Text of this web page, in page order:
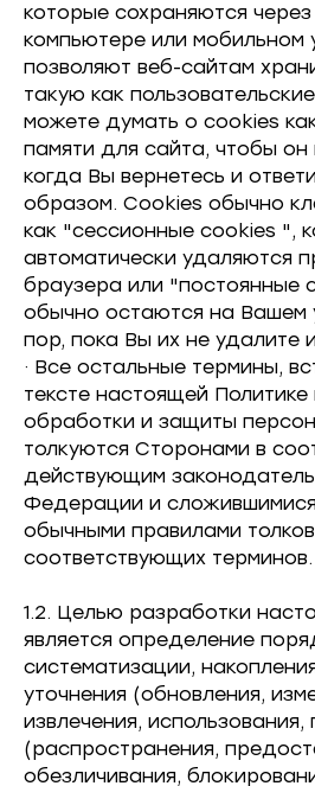
которые сохраняются
компьютере или мобильном
позволяют веб-сайтам
такую как
можете думать о cookies
памяти для сайта, чтобы он
когда Вы вернетесь и
образом. Cookies обычно
как "сессионные cookies ",
автоматически удаляются
браузера или "постоянные
обычно остаются на Вашем
пор, пока Вы их не удалите
· Все остальные термины,
тексте настоящей
обработки и защиты
толкуются Сторонами в
действующим
Федерации и
обычными правилами
соответствующих терминов.
1.2. Целью разработки
является определение
систематизации,
уточнения (обновления,
извлечения,
(распространения,
обезличивания,